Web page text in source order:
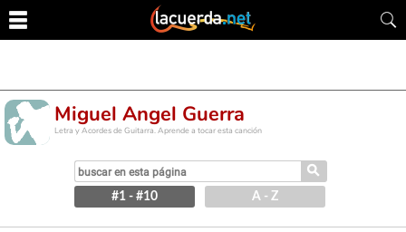
Miguel Angel Guerra
Letra y Acordes de Guitarra. Aprende a tocar esta canción
⚲
#1 - #10 A - Z